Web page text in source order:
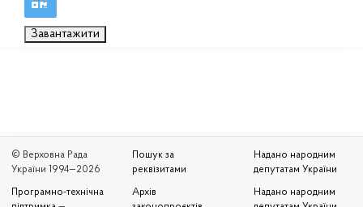
Завантажити
© Верховна Рада
України 1994—2026
Програмно-технічна
Пошук за
реквізитами
Архів
Надано народним
депутатам України
Надано народним